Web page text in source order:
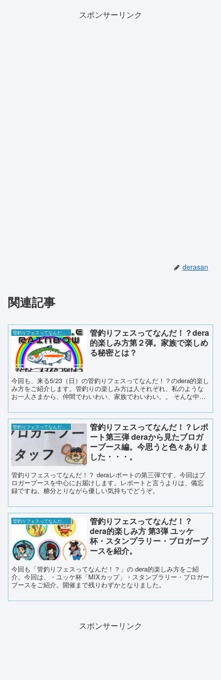
スポンサーリンク
derasan
関連記事
管釣りフェスってなんだ！？
管釣りフェスってなんだ！？dera
的楽しみ方第２弾。家族で楽しめ
る秘密とは？
今回も、来る5/23（日）の管釣りフェスってなんだ！？のdera的楽し
み方をご紹介します。管釣りの楽しみ方は人それぞれ、私のような
お一人さまから、仲間でわいわい、家族でわいわい。。 そんな中、
て、家族にプレゼンしましょう。
管釣りフェスってなんだ！？
管釣りフェスってなんだ！？レポ
ート第三弾 deraから見たブロガ
ーブース編。今思うと色々ありま
した・・・。
管釣りフェスってなんだ！？ deraレポートの第三弾です。今回はブ
ロガーブースを中心にお届けします。レポートと言うよりは、備忘
録ですね。糖分とりながら優しい気持ちでどうぞ。
管釣りフェスってなんだ！？
管釣りフェスってなんだ！？
dera的楽しみ方 第3弾 ユッケ
杯・スタンプラリー・ブロガーブ
ースを紹介。
今回も「管釣りフェスってなんだ！？」の dera的楽しみ方をご紹
介。今回は、・ユッケ杯「MIXカップ」・スタンプラリー・ブロガー
ブースをご紹介。開催まで残りわずかとなりました。
スポンサーリンク